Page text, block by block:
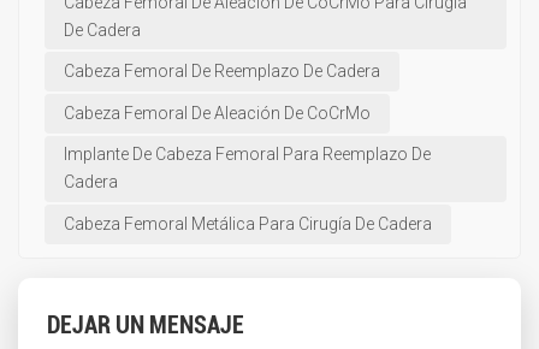
De Cadera
Cabeza Femoral De Reemplazo De Cadera
Cabeza Femoral De Aleación De CoCrMo
Implante De Cabeza Femoral Para Reemplazo De
Cadera
Cabeza Femoral Metálica Para Cirugía De Cadera
DEJAR UN MENSAJE